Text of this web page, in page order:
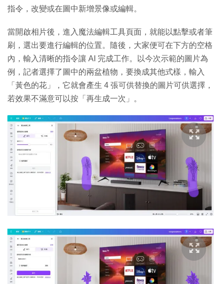
指令，改變或在圖中新增景像或編輯。
當開啟相片後，進入魔法編輯工具頁面，就能以點擊或者筆
刷，選出要進行編輯的位置。隨後，大家便可在下方的空格
內，輸入清晰的指令讓 AI 完成工作。以今次示範的圖片為
例，記者選擇了圖中的兩盆植物，要換成其他式樣，輸入
「黃色的花」，它就會產生 4 張可供替換的圖片可供選擇，
若效果不滿意可以按「再生成一次」。